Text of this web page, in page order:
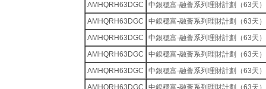
AMHQRH63DGC
中銀穩富-融薈系列理財計劃（63天）
AMHQRH63DGC
中銀穩富-融薈系列理財計劃（63天）
AMHQRH63DGC
中銀穩富-融薈系列理財計劃（63天）
AMHQRH63DGC
中銀穩富-融薈系列理財計劃（63天）
AMHQRH63DGC
中銀穩富-融薈系列理財計劃（63天）
AMHQRH63DGC
中銀穩富-融薈系列理財計劃（63天）